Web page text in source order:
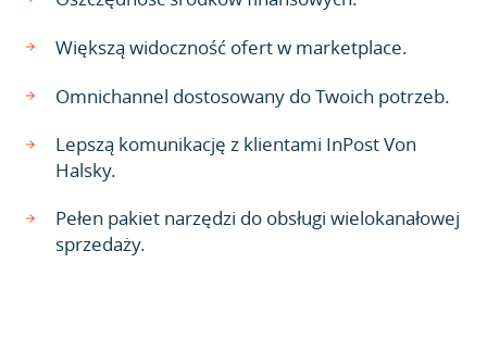
Większą widoczność ofert w marketplace.
Omnichannel dostosowany do Twoich potrzeb.
Lepszą komunikację z klientami InPost Von
Halsky.
Pełen pakiet narzędzi do obsługi wielokanałowej
sprzedaży.